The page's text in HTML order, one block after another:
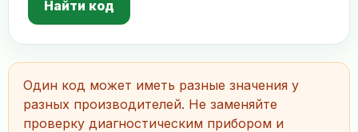
Найти код
Один код может иметь разные значения у
разных производителей. Не заменяйте
проверку диагностическим прибором и